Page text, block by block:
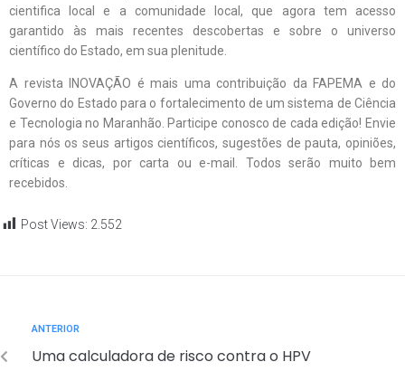
cientifica local e a comunidade local, que agora tem acesso
garantido às mais recentes descobertas e sobre o universo
científico do Estado, em sua plenitude.
A revista INOVAÇÃO é mais uma contribuição da FAPEMA e do
Governo do Estado para o fortalecimento de um sistema de Ciência
e Tecnologia no Maranhão. Participe conosco de cada edição! Envie
para nós os seus artigos científicos, sugestões de pauta, opiniões,
críticas e dicas, por carta ou e-mail. Todos serão muito bem
recebidos.
Post Views: 2.552
ANTERIOR
Uma calculadora de risco contra o HPV